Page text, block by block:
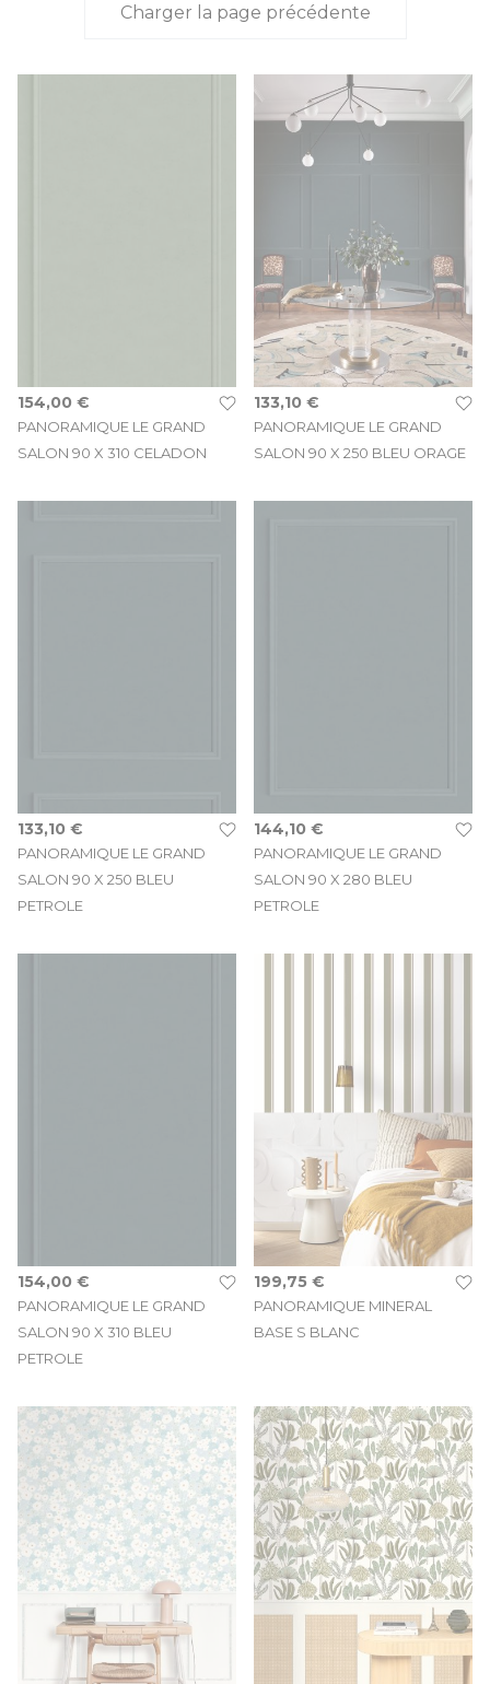
paysage naturel apaisant, d’une jungle immersive ou d’un motif
murs avec élégance. Ce revêtement mural devient l'élément
central de votre décoration, sublimant chaque mètre carré de
votre intérieur, du hall d'entrée jusqu'aux parois de votre
Charger la page précédente
PANORAMIQUE LE GRAND
SALON 90 X 310 CELADON
154,00 €
PANORAMIQUE LE GRAND
SALON 90 X 250 BLEU ORAGE
133,10 €
PANORAMIQUE LE GRAND
SALON 90 X 250 BLEU
PETROLE
133,10 €
PANORAMIQUE LE GRAND
SALON 90 X 280 BLEU
PETROLE
144,10 €
PANORAMIQUE LE GRAND
SALON 90 X 310 BLEU
PETROLE
154,00 €
PANORAMIQUE MINERAL
BASE S BLANC
199,75 €